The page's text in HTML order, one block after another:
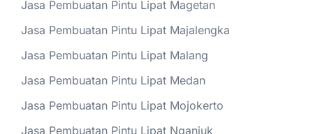
Jasa Pembuatan Pintu Lipat Magetan
Jasa Pembuatan Pintu Lipat Majalengka
Jasa Pembuatan Pintu Lipat Malang
Jasa Pembuatan Pintu Lipat Medan
Jasa Pembuatan Pintu Lipat Mojokerto
Jasa Pembuatan Pintu Lipat Nganjuk